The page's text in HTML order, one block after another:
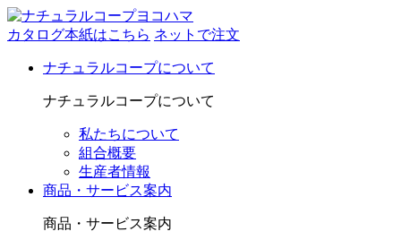
カタログ本紙はこちら ネットで注文
ナチュラルコープについて
ナチュラルコープについて
私たちについて
組合概要
生産者情報
商品・サービス案内
商品・サービス案内